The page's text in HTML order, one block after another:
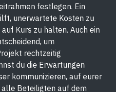
festlegen. Ein
unerwartete Kosten zu
Kurs zu halten. Auch ein
um
rechtzeitig
du die Erwartungen
kommunizieren, auf eurer
Beteiligten auf dem